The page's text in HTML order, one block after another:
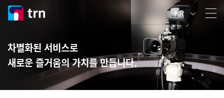
KR
차별화된 서비스로
새로운 즐거움의 가치를 만듭니다.